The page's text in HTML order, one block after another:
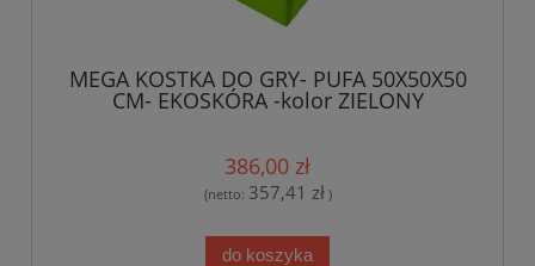
MEGA KOSTKA DO GRY- PUFA 50X50X50
CM- EKOSKÓRA -kolor ZIELONY
386,00 zł
(netto: 357,41 zł)
do koszyka